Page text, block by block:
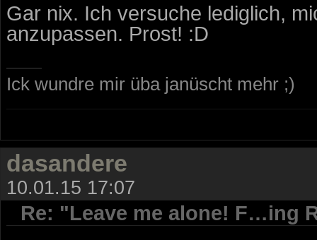
Gar nix. Ich versuche lediglich,
anzupassen. Prost! :D
Ick wundre mir üba janüscht mehr ;)
dasandere
10.01.15 17:07
Re: "Leave me alone! F…ing